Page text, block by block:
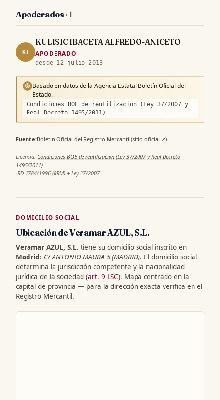
Apoderados · 1
KI
KULISIC IBACETA ALFREDO-ANICETO
APODERADO
desde 12 julio 2013
© Basado en datos de la Agencia Estatal Boletín Oficial del
Estado.
Condiciones BOE de reutilizacion (Ley 37/2007 y
Real Decreto 1495/2011)
Fuente:Boletin Oficial del Registro Mercantil(sitio oficial ↗)·
Licencia: Condiciones BOE de reutilizacion (Ley 37/2007 y Real Decreto
1495/2011)
·RD 1784/1996 (RRM) + Ley 37/2007
DOMICILIO SOCIAL
Ubicación de Veramar AZUL, S.L.
Veramar AZUL, S.L. tiene su domicilio social inscrito en
Madrid: C/ ANTONIO MAURA 5 (MADRID). El domicilio social
determina la jurisdicción competente y la nacionalidad
jurídica de la sociedad (art. 9 LSC). Mapa centrado en la
capital de provincia — para la dirección exacta verifica en el
Registro Mercantil.